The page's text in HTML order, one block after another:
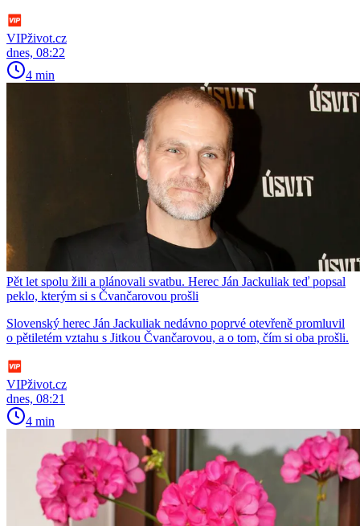
VIPživot.cz
dnes, 08:22
4 min
Pět let spolu žili a plánovali svatbu. Herec Ján Jackuliak teď popsal
peklo, kterým si s Čvančarovou prošli
Slovenský herec Ján Jackuliak nedávno poprvé otevřeně promluvil
o pětiletém vztahu s Jitkou Čvančarovou, a o tom, čím si oba prošli.
VIPživot.cz
dnes, 08:21
4 min